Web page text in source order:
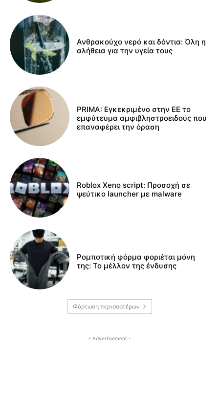
Ανθρακούχο νερό και δόντια: Όλη η
αλήθεια για την υγεία τους
PRIMA: Εγκεκριμένο στην ΕΕ το
εμφύτευμα αμφιβληστροειδούς που
επαναφέρει την όραση
Roblox Xeno script: Προσοχή σε
ψεύτικο launcher με malware
Ρομποτική φόρμα φοριέται μόνη
της: Το μέλλον της ένδυσης
Φόρτωση περισσοτέρων
- Advertisement -